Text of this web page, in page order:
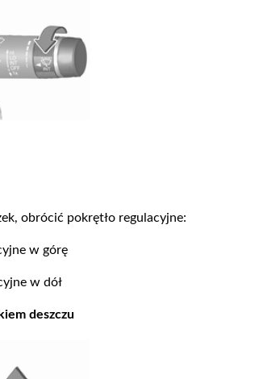
obrócić pokrętło regulacyjne:
w górę
w dół
deszczu